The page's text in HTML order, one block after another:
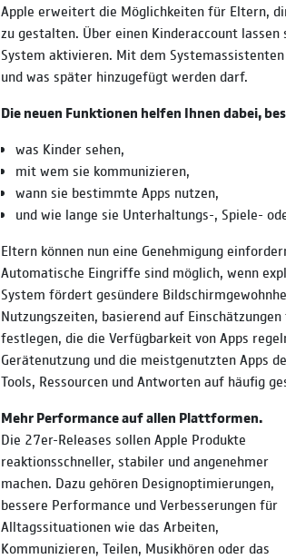
Apple erweitert die Möglichkeiten für Eltern,
zu gestalten. Über einen Kinderaccount
System aktivieren. Mit dem
und was später hinzugefügt werden darf.
Die neuen Funktionen helfen Ihnen dabei,
was Kinder sehen,
mit wem sie kommunizieren,
wann sie bestimmte Apps nutzen,
und wie lange sie Unterhaltungs-, Spiele-
Eltern können nun eine Genehmigung
Automatische Eingriffe sind möglich, wenn
System fördert gesündere
Nutzungszeiten, basierend auf
festlegen, die die Verfügbarkeit von Apps
Gerätenutzung und die meistgenutzten Apps
Tools, Ressourcen und Antworten auf häufig
Mehr Performance auf allen Plattformen.
Die 27er-Releases sollen Apple Produkte
reaktionsschneller, stabiler und angenehmer
machen. Dazu gehören Designoptimierungen,
bessere Performance und Verbesserungen für
Alltagssituationen wie das Arbeiten,
Kommunizieren, Teilen, Musikhören oder das